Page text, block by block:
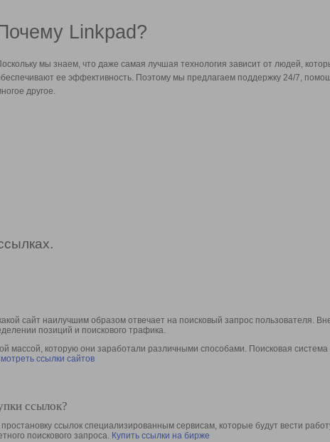
Linkpad?
мы знаем, что даже самая лучшая технология зависит от людей,
ее эффективность. Поэтому мы предлагаем поддержку 24/7,
другое.
сайт наилучшим образом отвечает на поисковый запрос пользователя.
позиций и поискового трафика.
которую они заработали различными способами. Поисковая система
ссылки сайтов
ссылок?
ссылок специализированным сервисам, которые будут вести
поискового запроса. Купить ссылки на бирже